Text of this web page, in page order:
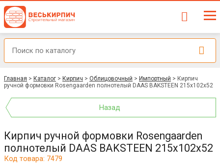
Главная > Каталог > Кирпич > Облицовочный > Импортный > Кирпич
ручной формовки Rosengaarden полнотелый DAAS BAKSTEEN 215x102x52
Назад
Кирпич ручной формовки Rosengaarden
полнотелый DAAS BAKSTEEN 215x102x52
Код товара: 7479